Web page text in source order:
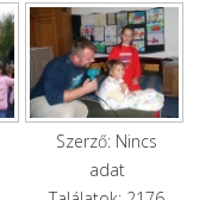
Szerző: Nincs
adat